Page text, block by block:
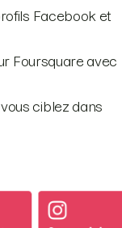
Facebook et
Foursquare avec
ciblez dans